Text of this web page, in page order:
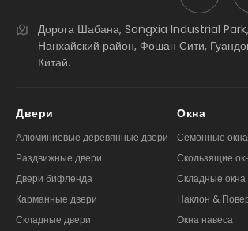
Дорога Шабана, Songxia Industrial
Нанхайский район, Фошан Сити,
Китай.
Алюминиевые деревянные двери
Раздвижные двери
Двери бифленда
Карманные двери
Складные двери
Стволовые двери
Семонные окна
Скользящие
Складные окна
Наклон &
Окна навеса
Панорамные